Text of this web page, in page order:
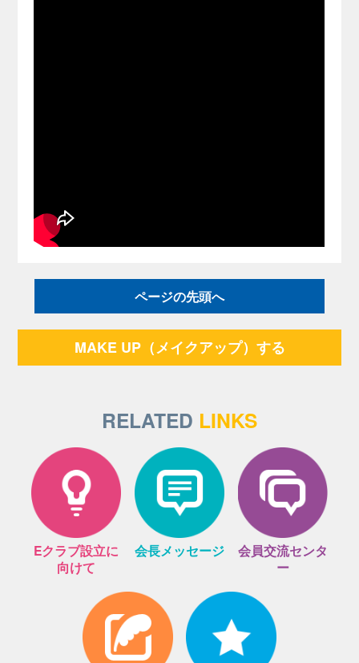
ページの先頭へ
MAKE UP（メイクアップ）する
RELATED LINKS
Eクラブ設立に
向けて
会長メッセージ
会員交流センタ
ー